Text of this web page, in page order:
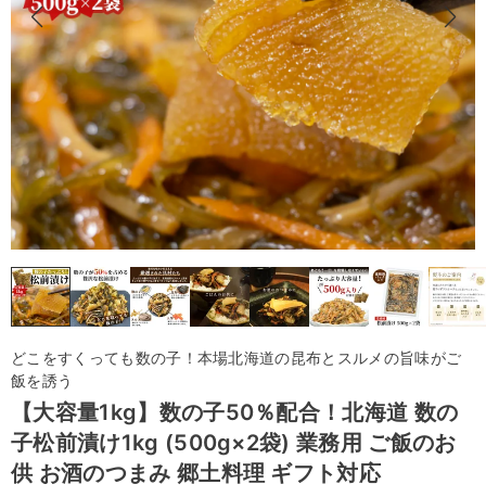
どこをすくっても数の子！本場北海道の昆布とスルメの旨味がご
飯を誘う
【大容量1kg】数の子50％配合！北海道 数の
子松前漬け1kg (500g×2袋) 業務用 ご飯のお
供 お酒のつまみ 郷土料理 ギフト対応